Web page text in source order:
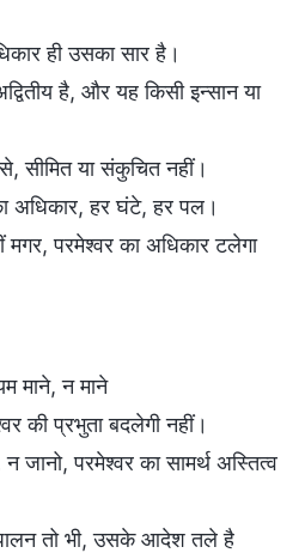
ही उसका सार है।
है, और यह किसी इन्सान या
सीमित या संकुचित नहीं।
अधिकार, हर घंटे, हर पल।
परमेश्वर का अधिकार टलेगा
माने, न माने
की प्रभुता बदलेगी नहीं।
जानो, परमेश्वर का सामर्थ अस्तित्व
तो भी, उसके आदेश तले है